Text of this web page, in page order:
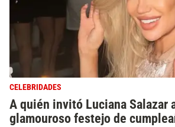
CELEBRIDADES
A quién invitó Luciana Salazar
glamouroso festejo de